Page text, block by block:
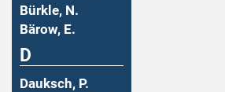
Bürkle, N.
Bärow, E.
D
Dauksch, P.